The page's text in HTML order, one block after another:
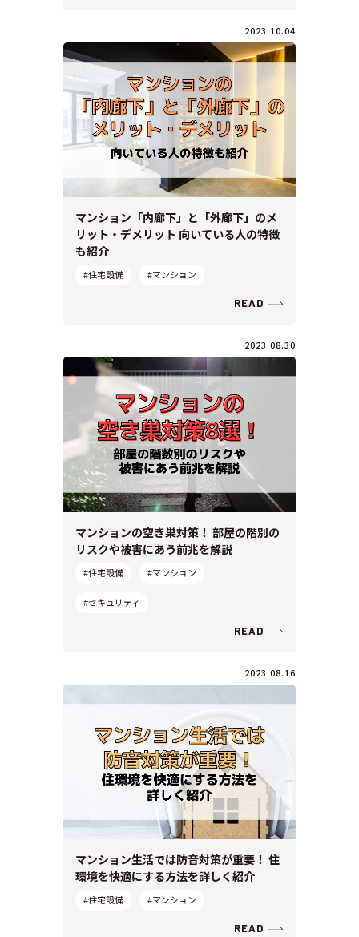
2023.10.04
マンション「内廊下」と「外廊下」のメ
リット・デメリット 向いている人の特徴
も紹介
#住宅設備 #マンション
READ
2023.08.30
マンションの空き巣対策！ 部屋の階別の
リスクや被害にあう前兆を解説
#住宅設備 #マンション
#セキュリティ
READ
2023.08.16
マンション生活では防音対策が重要！ 住
環境を快適にする方法を詳しく紹介
#住宅設備 #マンション
READ